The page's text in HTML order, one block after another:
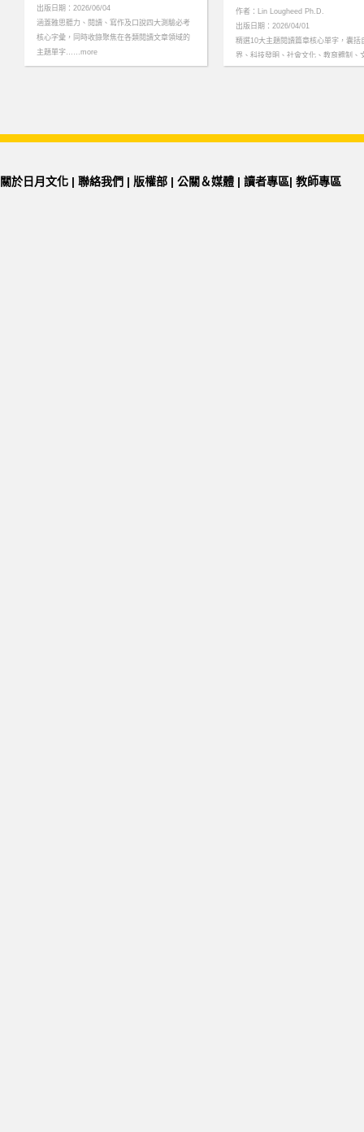
出版日期：2026/06/04
涵蓋雅思聽力、閱讀、寫作及口說四大測驗必考
核心字彙，同時收錄聚焦在各類閱讀文章領域的
主題單字……more
作者：Lin Lougheed Ph.D.
出版日期：2026/04/01
精選10大主題閱讀篇章核心單字，囊括
界、科技發明、社會文化、教育體制、
關於日月文化 | 聯絡我們 | 版權部 | 公關＆媒體 | 讀者專區| 教師專區